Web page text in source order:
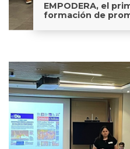
EMPODERA, el
formación de